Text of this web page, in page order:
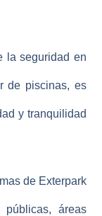
la seguridad en
de piscinas, es
y tranquilidad
de Exterpark
áreas